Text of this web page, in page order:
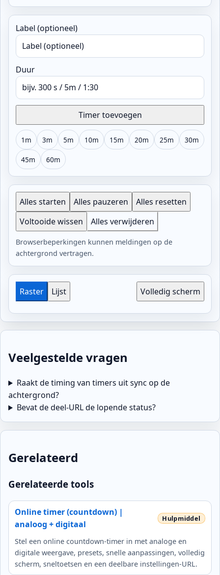
Label (optioneel)
Duur
Timer toevoegen
1m 3m 5m 10m 15m 20m 25m 30m
45m 60m
Alles starten Alles pauzeren
Alles resetten
Voltooide wissen
Alles verwijderen
Browserbeperkingen kunnen meldingen op de
achtergrond vertragen.
Raster Lijst Volledig scherm
Veelgestelde vragen
Raakt de timing van timers uit sync op de
achtergrond?
Bevat de deel-URL de lopende status?
Gerelateerd
Gerelateerde tools
Online timer (countdown) |
analoog + digitaal
Stel een online countdown-timer in met analoge en
digitale weergave, presets, snelle aanpassingen, volledig
scherm, sneltoetsen en een deelbare instellingen-URL.